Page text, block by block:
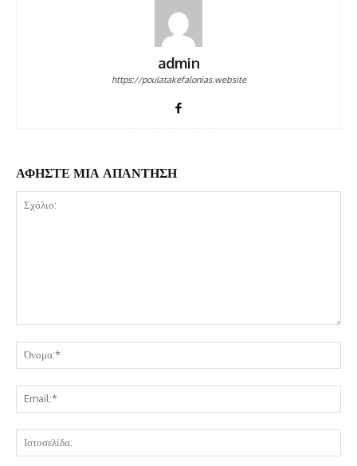
admin
https://poulatakefalonias.website
ΑΦΗΣΤΕ ΜΙΑ ΑΠΑΝΤΗΣΗ